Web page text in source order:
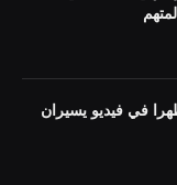
في فيديو يسيران